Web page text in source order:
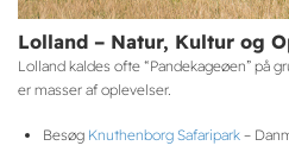
Lolland – Natur, Kultur og
Lolland kaldes ofte “Pandekageøen” på
er masser af oplevelser.
Besøg Knuthenborg Safaripark –